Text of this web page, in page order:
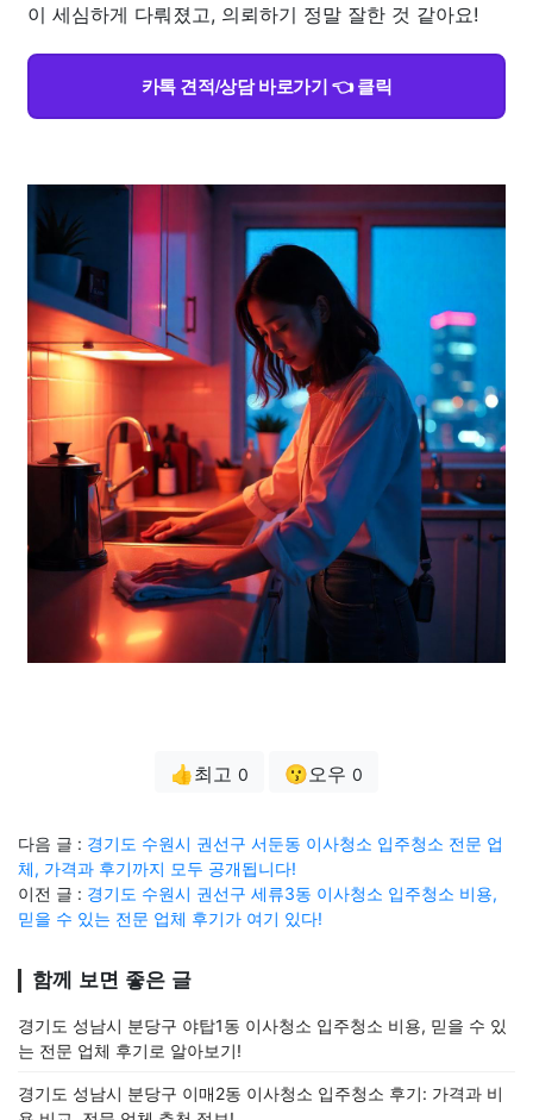
이 세심하게 다뤄졌고, 의뢰하기 정말 잘한 것 같아요!
카톡 견적/상담 바로가기 👈 클릭
👍최고 0 😗오우 0
다음 글 : 경기도 수원시 권선구 서둔동 이사청소 입주청소 전문 업
체, 가격과 후기까지 모두 공개됩니다!
이전 글 : 경기도 수원시 권선구 세류3동 이사청소 입주청소 비용,
믿을 수 있는 전문 업체 후기가 여기 있다!
함께 보면 좋은 글
경기도 성남시 분당구 야탑1동 이사청소 입주청소 비용, 믿을 수 있
는 전문 업체 후기로 알아보기!
경기도 성남시 분당구 이매2동 이사청소 입주청소 후기: 가격과 비